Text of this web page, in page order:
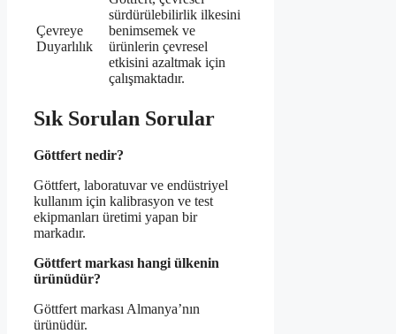
Çevreye
Duyarlılık
sürdürülebilirlik ilkesini
benimsemek ve
ürünlerin çevresel
etkisini azaltmak için
çalışmaktadır.
Sık Sorulan Sorular
Göttfert nedir?
Göttfert, laboratuvar ve endüstriyel
kullanım için kalibrasyon ve test
ekipmanları üretimi yapan bir
markadır.
Göttfert markası hangi ülkenin
ürünüdür?
Göttfert markası Almanya’nın
ürünüdür.